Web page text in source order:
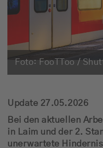
Schnee-
Programm
Werbung
Musik
Foto: FooTToo /
Update 27.05.2026
Bei den aktuellen
in Laim und der 2.
unerwartete